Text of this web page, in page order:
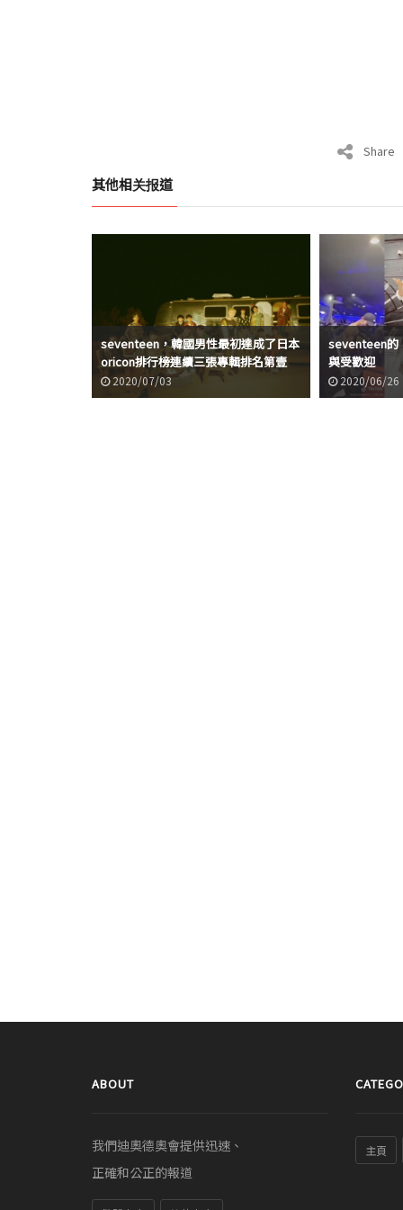
Share
其他相关报道
seventeen，韓國男性最初達成了日本
oricon排行榜連續三張專輯排名第壹
2020/07/03
seventeen
與受歡迎
2020/06/26
ABOUT
我們迪奧德奧會提供迅速、
正確和公正的報道
主頁